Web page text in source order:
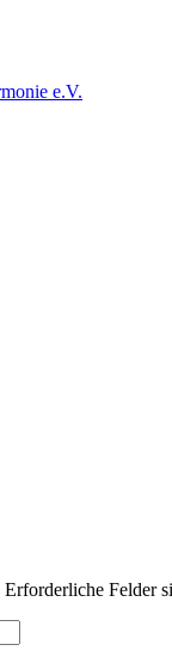
Erforderliche Felder